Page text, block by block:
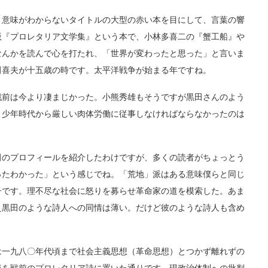
がわからないタイトルの大型の赤い本を目にして、言葉の響
プロレタリア文学集』という本で、小林多喜二の『蟹工船』や
かを読んで心を打たれ、「世界が変わったと思った」と言いま
夫が十五歳の時です。太平洋戦争が始まる年ですね。
今より凄まじかった。小熊秀雄もそうですが黒田さんのよう
年時代から厳しい肉体労働に従事しなければならなかったのは
ロフィールを紹介したわけですが、多くの読者がちょっとう
わかった」という感じでね。「荒地」派はある意味僕らと同じ
す。理不尽な社会に怒りを募らせ革命家の道を模索した。あま
田のような詩人への同情は薄い。だけど彼のような詩人も含め
八〇年代頃まで社会主義思想（革命思想）とつかず離れずの